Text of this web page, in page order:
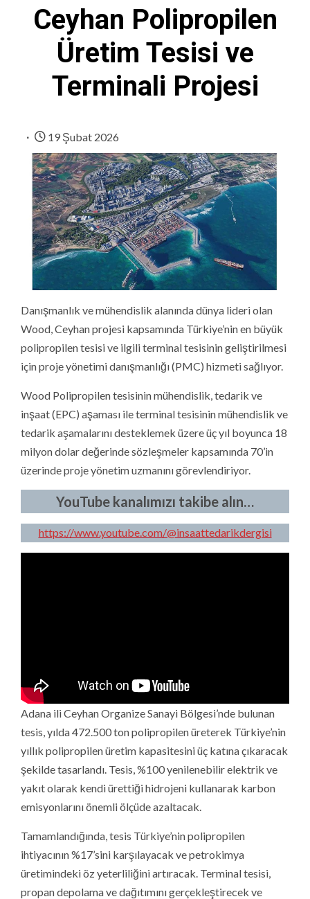
Ceyhan Polipropilen
Üretim Tesisi ve
Terminali Projesi
19 Şubat 2026
Danışmanlık ve mühendislik alanında dünya lideri olan
Wood, Ceyhan projesi kapsamında Türkiye’nin en büyük
polipropilen tesisi ve ilgili terminal tesisinin geliştirilmesi
için proje yönetimi danışmanlığı (PMC) hizmeti sağlıyor.
Wood Polipropilen tesisinin mühendislik, tedarik ve
inşaat (EPC) aşaması ile terminal tesisinin mühendislik ve
tedarik aşamalarını desteklemek üzere üç yıl boyunca 18
milyon dolar değerinde sözleşmeler kapsamında 70’in
üzerinde proje yönetim uzmanını görevlendiriyor.
YouTube kanalımızı takibe alın…
https://www.youtube.com/@insaattedarikdergisi
Adana ili Ceyhan Organize Sanayi Bölgesi’nde bulunan
tesis, yılda 472.500 ton polipropilen üreterek Türkiye’nin
yıllık polipropilen üretim kapasitesini üç katına çıkaracak
şekilde tasarlandı. Tesis, %100 yenilenebilir elektrik ve
yakıt olarak kendi ürettiği hidrojeni kullanarak karbon
emisyonlarını önemli ölçüde azaltacak.
Tamamlandığında, tesis Türkiye’nin polipropilen
ihtiyacının %17’sini karşılayacak ve petrokimya
üretimindeki öz yeterliliğini artıracak. Terminal tesisi,
propan depolama ve dağıtımını gerçekleştirecek ve